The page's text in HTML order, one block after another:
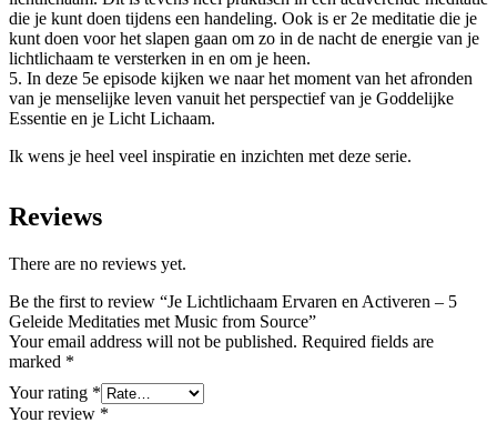
die je kunt doen tijdens een handeling. Ook is er 2e meditatie die je
kunt doen voor het slapen gaan om zo in de nacht de energie van je
lichtlichaam te versterken in en om je heen.
5. In deze 5e episode kijken we naar het moment van het afronden
van je menselijke leven vanuit het perspectief van je Goddelijke
Essentie en je Licht Lichaam.
Ik wens je heel veel inspiratie en inzichten met deze serie.
Reviews
There are no reviews yet.
Be the first to review “Je Lichtlichaam Ervaren en Activeren – 5
Geleide Meditaties met Music from Source”
Your email address will not be published. Required fields are
marked *
Your rating *
Your review *